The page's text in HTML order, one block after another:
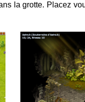
la grotte. Placez